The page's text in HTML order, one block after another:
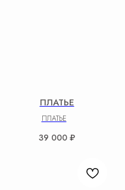
ПЛАТЬЕ
ПЛАТЬЕ
39 000 ₽